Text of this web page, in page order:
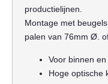
productielijnen.
Montage met
palen van 76mm Ø.
Voor binnen en
Hoge optische